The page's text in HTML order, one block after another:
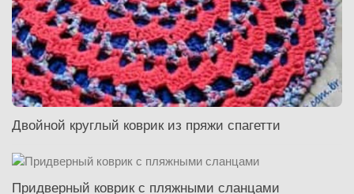
Двойной круглый коврик из пряжи спагетти
Придверный коврик с пляжными сланцами